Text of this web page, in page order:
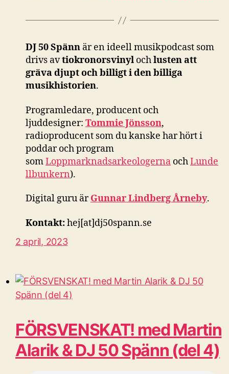
DJ 50 Spänn är en ideell musikpodcast som
drivs avtiokronorsvinyl ochlusten att
gräva djupt och billigt i den billiga
musikhistorien.
Programledare, producent och
ljuddesigner: Tommie Jönsson,
radioproducent som du kanske har hört i
poddar och program
somLoppmarknadsarkeologerna ochLunde
llbunkern).
Digital guru ärGunnar Lindberg Årneby.
Kontakt:hej[at]dj50spann.se
2 april, 2023
FÖRSVENSKAT! med Martin
Alarik & DJ 50 Spänn (del 4)